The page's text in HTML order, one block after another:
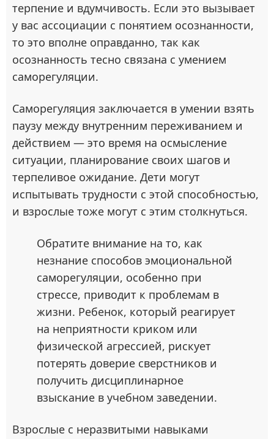
терпение и вдумчивость. Если это вызывает
у вас ассоциации с понятием осознанности,
то это вполне оправданно, так как
осознанность тесно связана с умением
саморегуляции.
Саморегуляция заключается в умении взять
паузу между внутренним переживанием и
действием — это время на осмысление
ситуации, планирование своих шагов и
терпеливое ожидание. Дети могут
испытывать трудности с этой способностью,
и взрослые тоже могут с этим столкнуться.
Обратите внимание на то, как
незнание способов эмоциональной
саморегуляции, особенно при
стрессе, приводит к проблемам в
жизни. Ребенок, который реагирует
на неприятности криком или
физической агрессией, рискует
потерять доверие сверстников и
получить дисциплинарное
взыскание в учебном заведении.
Взрослые с неразвитыми навыками